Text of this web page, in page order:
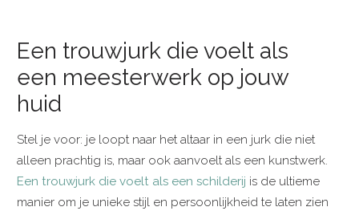
Een trouwjurk die voelt als
een meesterwerk op jouw
huid
Stel je voor: je loopt naar het altaar in een jurk die niet
alleen prachtig is, maar ook aanvoelt als een kunstwerk.
Een trouwjurk die voelt als een schilderij is de ultieme
manier om je unieke stijl en persoonlijkheid te laten zien